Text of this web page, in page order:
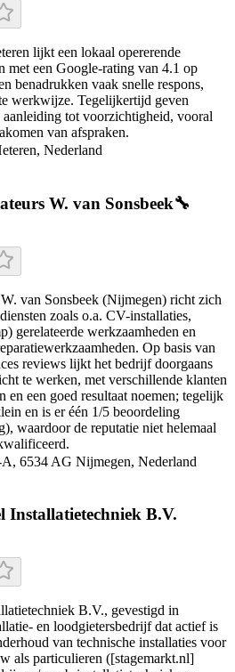
lijkt een lokaal opererende
met een Google-rating van 4.1 op
benadrukken vaak snelle respons,
werkwijze. Tegelijkertijd geven
aanleiding tot voorzichtigheid, vooral
van afspraken.
Nederland
W. van Sonsbeek🔧
van Sonsbeek (Nijmegen) richt zich
zoals o.a. CV-installaties,
gerelateerde werkzaamheden en
Op basis van
reviews lijkt het bedrijf doorgaans
te werken, met verschillende klanten
en een goed resultaat noemen; tegelijk
en is er één 1/5 beoordeling
waardoor de reputatie niet helemaal
6534 AG Nijmegen, Nederland
Installatietechniek B.V.
B.V., gevestigd in
en loodgietersbedrijf dat actief is
van technische installaties voor
als particulieren ([stagemarkt.nl]